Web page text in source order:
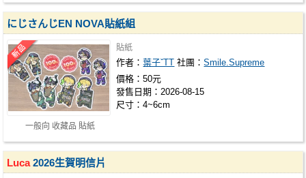
一般向 收藏品 貼紙
にじさんじEN NOVA貼紙組
貼紙
作者：葉子ˇTT 社團：Smile.Supreme
價格：50元
發售日期：2026-08-15
尺寸：4~6cm
Luca2026生賀明信片